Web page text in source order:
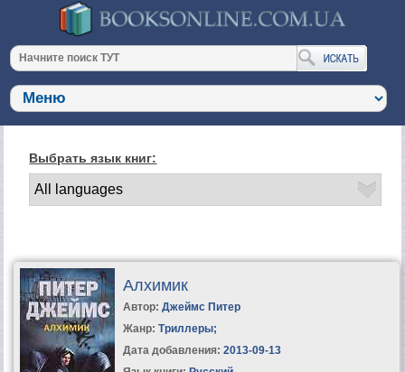
Выбрать язык книг:
Алхимик
Автор: Джеймс Питер
Жанр: Триллеры;
Дата добавления: 2013-09-13